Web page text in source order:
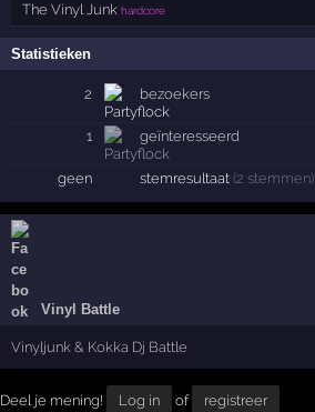
The Vinyl Junk hardcore
Statistieken
2 bezoekers
1 geïnteresseerd
geen stemresultaat(2 stemmen)
Vinyl Battle
Vinyljunk & Kokka Dj Battle
Deel je mening! Log in of registreer